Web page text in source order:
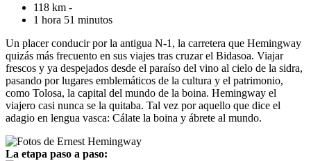
118 km -
1 hora 51 minutos
Un placer conducir por la antigua N-1, la carretera que Hemingway
quizás más frecuento en sus viajes tras cruzar el Bidasoa. Viajar
frescos y ya despejados desde el paraíso del vino al cielo de la sidra,
pasando por lugares emblemáticos de la cultura y el patrimonio,
como Tolosa, la capital del mundo de la boina. Hemingway el
viajero casi nunca se la quitaba. Tal vez por aquello que dice el
adagio en lengua vasca: Cálate la boina y ábrete al mundo.
La etapa paso a paso: